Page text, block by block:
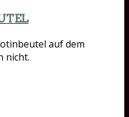
auf dem
nicht.